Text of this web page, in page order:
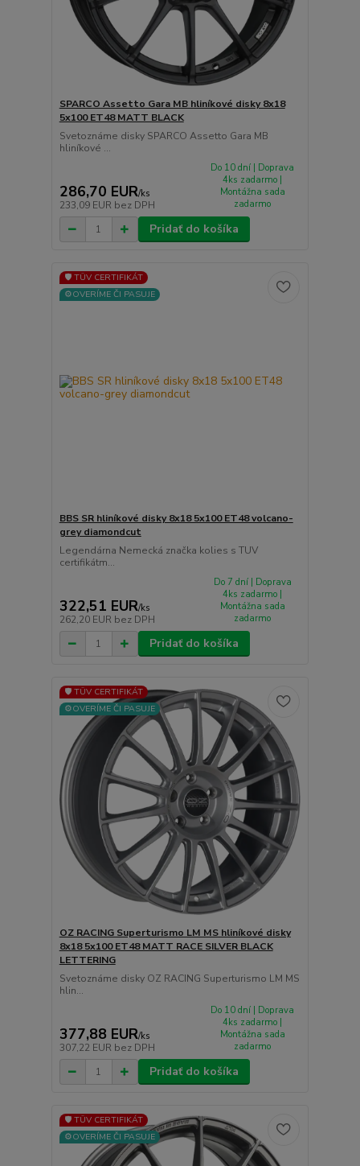
SPARCO Assetto Gara MB hliníkové disky 8x18
5x100 ET48 MATT BLACK
Svetoznáme disky SPARCO Assetto Gara MB
hliníkové ...
286,70 EUR/ks
233,09 EUR bez DPH
Do 10 dní | Doprava
4ks zadarmo |
Montážna sada
zadarmo
Pridať do košíka
🛡️ TÜV CERTIFIKÁT
⚙️OVERÍME ČI PASUJE
BBS SR hliníkové disky 8x18 5x100 ET48 volcano-
grey diamondcut
Legendárna Nemecká značka kolies s TUV
certifikátm...
322,51 EUR/ks
262,20 EUR bez DPH
Do 7 dní | Doprava
4ks zadarmo |
Montážna sada
zadarmo
Pridať do košíka
🛡️ TÜV CERTIFIKÁT
⚙️OVERÍME ČI PASUJE
OZ RACING Superturismo LM MS hliníkové disky
8x18 5x100 ET48 MATT RACE SILVER BLACK
LETTERING
Svetoznáme disky OZ RACING Superturismo LM MS
hlin...
377,88 EUR/ks
307,22 EUR bez DPH
Do 10 dní | Doprava
4ks zadarmo |
Montážna sada
zadarmo
Pridať do košíka
🛡️ TÜV CERTIFIKÁT
⚙️OVERÍME ČI PASUJE